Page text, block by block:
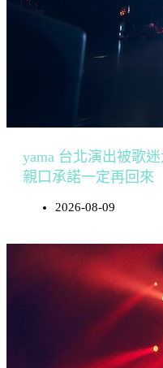
yama 台北演出被歌
親口承諾一定再回來
2026-08-09